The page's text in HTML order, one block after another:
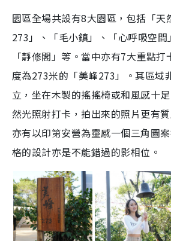
園區全場共設有8大園區，包括「天
273」、「毛小鎮」、「心呼吸空間
「靜修閣」等。當中亦有7大重點
度為273米的「美峰273」。其區域
立，坐在木製的搖搖椅或和風感十
然光照射打卡，拍出來的照片更有
亦有以印第安營為靈感一個三角圖
格的設計亦是不能錯過的影相位。